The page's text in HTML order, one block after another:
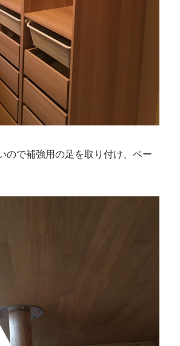
ので補強用の足を取り付け、ペー